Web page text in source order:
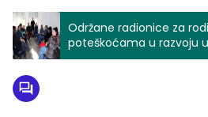
Održane radionice za
poteškoćama u razvoju